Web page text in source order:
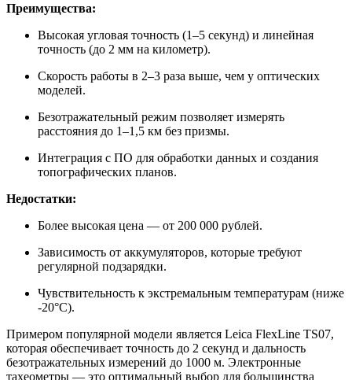
Преимущества:
Высокая угловая точность (1–5 секунд) и линейная
точность (до 2 мм на километр).
Скорость работы в 2–3 раза выше, чем у оптических
моделей.
Безотражательный режим позволяет измерять
расстояния до 1–1,5 км без призмы.
Интеграция с ПО для обработки данных и создания
топографических планов.
Недостатки:
Более высокая цена — от 200 000 рублей.
Зависимость от аккумуляторов, которые требуют
регулярной подзарядки.
Чувствительность к экстремальным температурам (ниже
-20°C).
Примером популярной модели является Leica FlexLine TS07,
которая обеспечивает точность до 2 секунд и дальность
безотражательных измерений до 1000 м. Электронные
тахеометры — это оптимальный выбор для большинства